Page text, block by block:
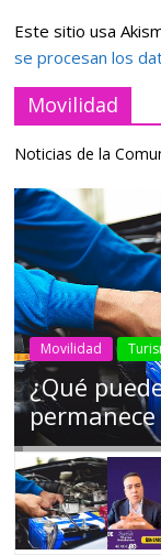
Este sitio usa
se procesan los
Movilidad
Noticias de la
AEADE
Campaña
los